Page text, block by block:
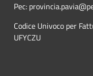
Pec:
Codice Univoco per
UFYCZU